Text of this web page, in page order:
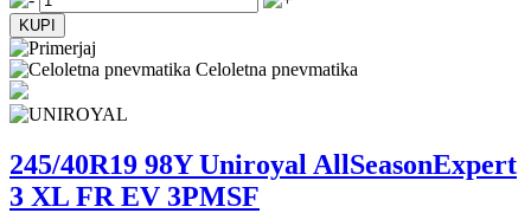
Celoletna pnevmatika
245/40R19 98Y Uniroyal AllSeasonExpert
3 XL FR EV 3PMSF